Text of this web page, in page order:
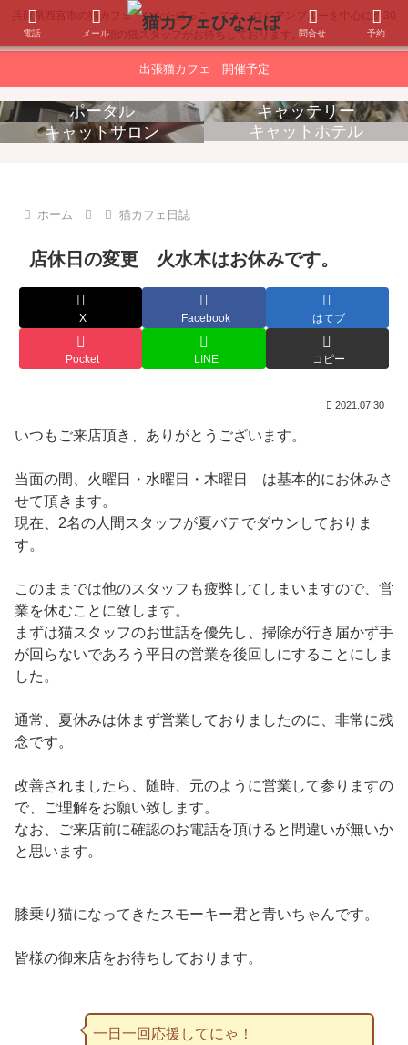
兵庫県西宮市の猫カフェ「ひなたぼっこ」です。ロシアンブルーを中心に約30
頭の猫スタッフがお待ちしております。
出張猫カフェ 開催予定
ポータル
キャッテリー
キャットサロン
キャットホテル
ホーム 猫カフェ日誌
店休日の変更 火水木はお休みです。
X Facebook はてブ
Pocket LINE コピー
2021.07.30
いつもご来店頂き、ありがとうございます。
当面の間、火曜日・水曜日・木曜日 は基本的にお休みさ
せて頂きます。
現在、2名の人間スタッフが夏バテでダウンしておりま
す。
このままでは他のスタッフも疲弊してしまいますので、営
業を休むことに致します。
まずは猫スタッフのお世話を優先し、掃除が行き届かず手
が回らないであろう平日の営業を後回しにすることにしま
した。
通常、夏休みは休まず営業しておりましたのに、非常に残
念です。
改善されましたら、随時、元のように営業して参りますの
で、ご理解をお願い致します。
なお、ご来店前に確認のお電話を頂けると間違いが無いか
と思います。
膝乗り猫になってきたスモーキー君と青いちゃんです。
皆様の御来店をお待ちしております。
一日一回応援してにゃ！
電話 メール 問合せ 予約